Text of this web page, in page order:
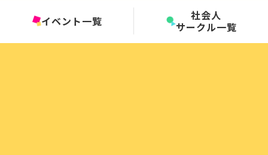
イベント一覧
社会人
サークル一覧